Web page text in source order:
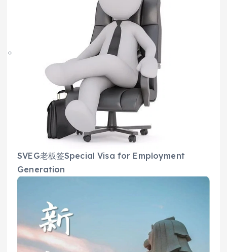
SVEG老板签Special Visa for Employment
Generation